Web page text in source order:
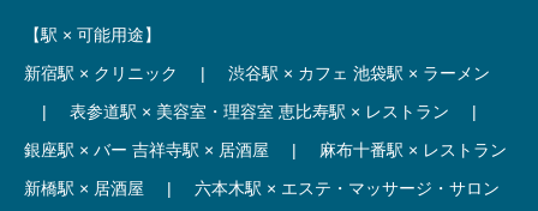
【駅 × 可能用途】
新宿駅 × クリニック
| 渋谷駅 × カフェ 池袋駅 × ラーメン
|
表参道駅 × 美容室・理容室 恵比寿駅 × レストラン
|
銀座駅 × バー 吉祥寺駅 × 居酒屋 |
麻布十番駅 × レストラン
新橋駅 × 居酒屋
| 六本木駅 × エステ・マッサージ・サロン